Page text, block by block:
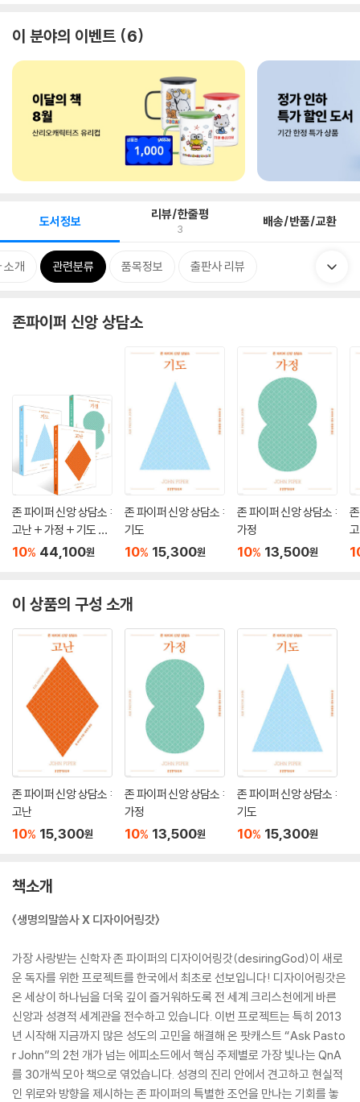
이 분야의 이벤트 6
도서정보 리뷰/한줄평
3 배송/반품/교환
소개 관련분류 품목정보 출판사 리뷰
존파이퍼 신앙 상담소
존 파이퍼 신앙 상담소 :
고난 + 가정 + 기도 세
트
10% 44,100원
존 파이퍼 신앙 상담소 :
기도
10% 15,300원
존 파이퍼 신앙 상담소 :
가정
10% 13,500원
이 상품의 구성 소개
존 파이퍼 신앙 상담소 :
고난
10% 15,300원
존 파이퍼 신앙 상담소 :
가정
10% 13,500원
존 파이퍼 신앙 상담소 :
기도
10% 15,300원
책소개
〈생명의말씀사 X 디자이어링갓〉
가장 사랑받는 신학자 존 파이퍼의 디자이어링갓(desiringGod)이 새로
운 독자를 위한 프로젝트를 한국에서 최초로 선보입니다! 디자이어링갓은
온 세상이 하나님을 더욱 깊이 즐거워하도록 전 세계 크리스천에게 바른
신앙과 성경적 세계관을 전수하고 있습니다. 이번 프로젝트는 특히 2013
년 시작해 지금까지 많은 성도의 고민을 해결해 온 팟캐스트 “Ask Pasto
r John”의 2천 개가 넘는 에피소드에서 핵심 주제별로 가장 빛나는 QnA
를 30개씩 모아 책으로 엮었습니다. 성경의 진리 안에서 견고하고 현실적
인 위로와 방향을 제시하는 존 파이퍼의 특별한 조언을 만나는 기회를 놓